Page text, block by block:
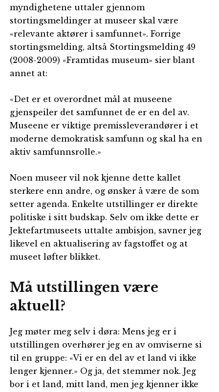
myndighetene uttaler gjennom
stortingsmeldinger at museer skal være
«relevante aktører i samfunnet». Forrige
stortingsmelding, altså Stortingsmelding 49
(2008-2009) «Framtidas museum» sier blant
annet at:
«Det er et overordnet mål at museene
gjenspeiler det samfunnet de er en del av.
Museene er viktige premissleverandører i et
moderne demokratisk samfunn og skal ha en
aktiv samfunnsrolle.»
Noen museer vil nok kjenne dette kallet
sterkere enn andre, og ønsker å være de som
setter agenda. Enkelte utstillinger er direkte
politiske i sitt budskap. Selv om ikke dette er
Jektefartmuseets uttalte ambisjon, savner jeg
likevel en aktualisering av fagstoffet og at
museet løfter blikket.
Må utstillingen være
aktuell?
Jeg møter meg selv i døra: Mens jeg er i
utstillingen overhører jeg en av omviserne si
til en gruppe: «Vi er en del av et land vi ikke
lenger kjenner.» Og ja, det stemmer nok. Jeg
bor i et land, mitt land, men jeg kjenner ikke